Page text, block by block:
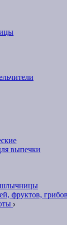
выпечки
фруктов,